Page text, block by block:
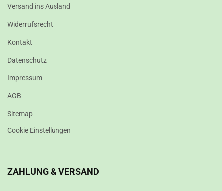
Versand ins Ausland
Widerrufsrecht
Kontakt
Datenschutz
Impressum
AGB
Sitemap
Cookie Einstellungen
ZAHLUNG & VERSAND